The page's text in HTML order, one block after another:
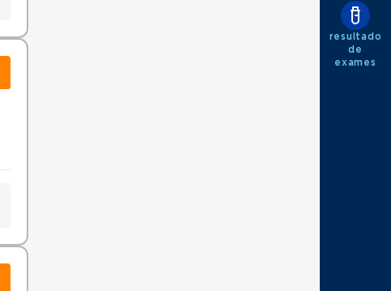
resultado
de
exames